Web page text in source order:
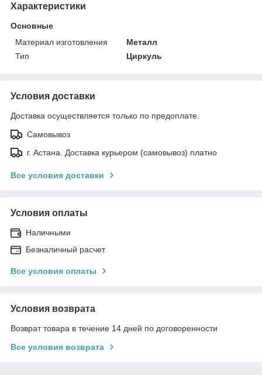
Характеристики
Основные
Материал изготовления
Металл
Тип
Циркуль
Условия доставки
Доставка осуществляется только по предоплате.
Самовывоз
г. Астана. Доставка курьером (самовывоз) платно
Все условия доставки
Условия оплаты
Наличными
Безналичный расчет
Все условия оплаты
Условия возврата
Возврат товара в течение 14 дней по договоренности
Все условия возврата